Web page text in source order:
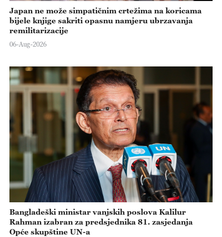
Japan ne može simpatičnim crtežima na koricama
bijele knjige sakriti opasnu namjeru ubrzavanja
remilitarizacije
06-Aug-2026
Bangladeški ministar vanjskih poslova Kalilur
Rahman izabran za predsjednika 81. zasjedanja
Opće skupštine UN-a